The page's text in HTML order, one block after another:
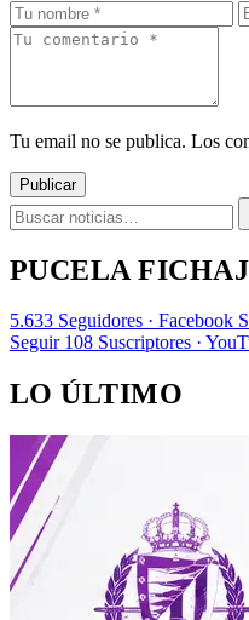
Tu email no se publica. Los
Publicar
PUCELA
5.633 Seguidores · Facebook
Seguir 108 Suscriptores ·
LO ÚLTIMO